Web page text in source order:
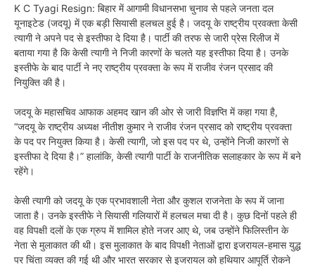
K C Tyagi Resign: बिहार में आगामी विधानसभा चुनाव से पहले जनता दल
यूनाइटेड (जदयू) में एक बड़ी सियासी हलचल हुई है। जदयू के राष्ट्रीय प्रवक्ता केसी
त्यागी ने अपने पद से इस्तीफा दे दिया है। पार्टी की तरफ से जारी प्रेस रिलीज में
बताया गया है कि केसी त्यागी ने निजी कारणों के चलते यह इस्तीफा दिया है। उनके
इस्तीफे के बाद पार्टी ने नए राष्ट्रीय प्रवक्ता के रूप में राजीव रंजन प्रसाद की
नियुक्ति की है।
जदयू के महासचिव आफाक अहमद खान की ओर से जारी विज्ञप्ति में कहा गया है,
“जदयू के राष्ट्रीय अध्यक्ष नीतीश कुमार ने राजीव रंजन प्रसाद को राष्ट्रीय प्रवक्ता
के पद पर नियुक्त किया है। केसी त्यागी, जो इस पद पर थे, उन्होंने निजी कारणों से
इस्तीफा दे दिया है।” हालांकि, केसी त्यागी पार्टी के राजनीतिक सलाहकार के रूप में बने
रहेंगे।
केसी त्यागी को जदयू के एक प्रभावशाली नेता और कुशल राजनेता के रूप में जाना
जाता है। उनके इस्तीफे ने सियासी गलियारों में हलचल मचा दी है। कुछ दिनों पहले ही
वह विपक्षी दलों के एक ग्रुप में शामिल होते नजर आए थे, जब उन्होंने फिलिस्तीन के
नेता से मुलाकात की थी। इस मुलाकात के बाद विपक्षी नेताओं द्वारा इजरायल-हमास युद्ध
पर चिंता व्यक्त की गई थी और भारत सरकार से इजरायल को हथियार आपूर्ति रोकने